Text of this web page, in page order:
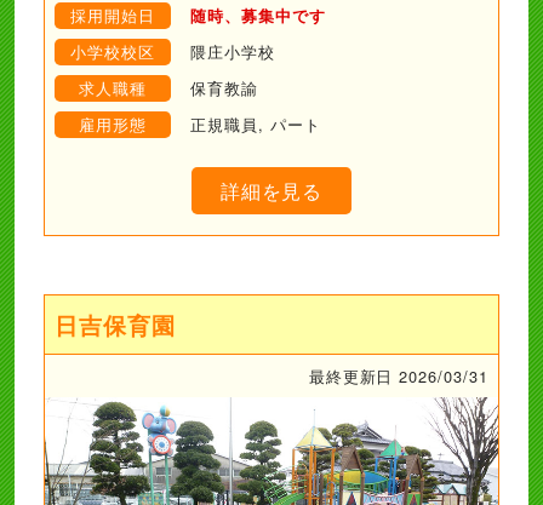
採用開始日 随時、募集中です
小学校校区
隈庄小学校
求人職種
保育教諭
雇用形態
正規職員, パート
詳細を見る
日吉保育園
最終更新日 2026/03/31